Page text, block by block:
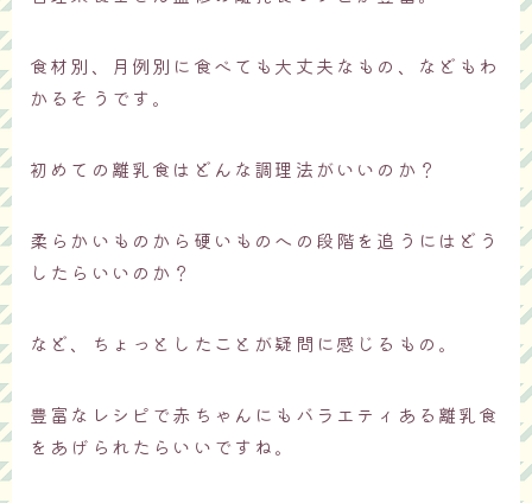
食材別、月例別に食べても大丈夫なもの、などもわ
かるそうです。
初めての離乳食はどんな調理法がいいのか？
柔らかいものから硬いものへの段階を追うにはどう
したらいいのか？
など、ちょっとしたことが疑問に感じるもの。
豊富なレシピで赤ちゃんにもバラエティある離乳食
をあげられたらいいですね。